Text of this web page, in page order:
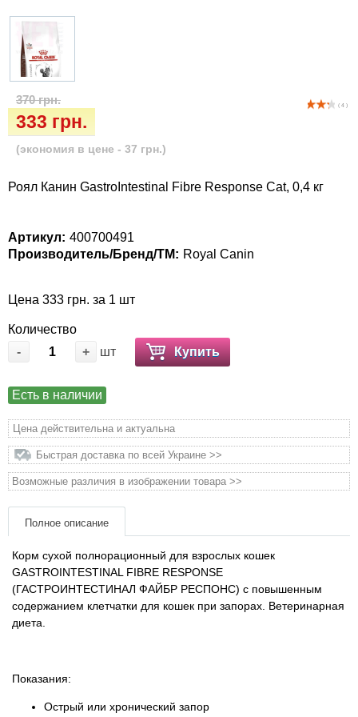
( 4 )
370 грн.
333 грн.
(экономия в цене - 37 грн.)
Роял Канин GastroIntestinal Fibre Response Cat, 0,4 кг
Артикул: 400700491
Производитель/Бренд/ТМ: Royal Canin
Цена 333 грн. за 1 шт
Количество
-
+ шт Купить
Есть в наличии
Цена действительна и актуальна
Быстрая доставка по всей Украине >>
Возможные различия в изображении товара >>
Полное описание
Корм сухой полнорационный для взрослых кошек
GASTROINTESTINAL FIBRE RESPONSE
(ГАСТРОИНТЕСТИНАЛ ФАЙБР РЕСПОНС) с повышенным
содержанием клетчатки для кошек при запорах. Ветеринарная
диета.
Показания:
Острый или хронический запор
Лакомство и корма
Vet Diet Canine Wet – ветеринарные диеты
для собак
Лежаки, домики, охлаждая коврики
Миски, автокормушки, поилки
Послеоперационные средства и
расходные материалы
Подарочные сертификаты
Товары для голубей
Товары для грызунов
Товары для лошадей
Товары для людей
Хозряд - хозтовары оптом
Популярные зоотовары
Архив / Снято с производства